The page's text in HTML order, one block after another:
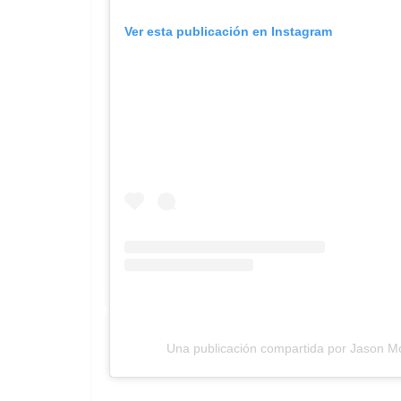
Ver esta publicación en Instagram
Una publicación compartida por Jason